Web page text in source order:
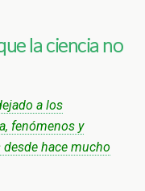
la ciencia no
a los
fenómenos y
hace mucho